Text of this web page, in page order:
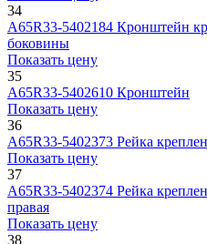
34
А65R33-5402184 Кронштейн
боковины
Показать цену
35
А65R33-5402610 Кронштейн
Показать цену
36
А65R33-5402373 Рейка
Показать цену
37
А65R33-5402374 Рейка
правая
Показать цену
38